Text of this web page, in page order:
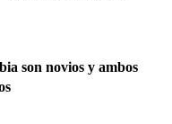
son novios y ambos